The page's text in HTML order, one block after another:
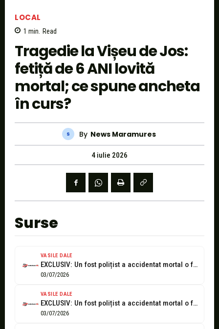
LOCAL
1 min. Read
Tragedie la Vișeu de Jos:
fetiță de 6 ANI lovită
mortal; ce spune ancheta
în curs?
By News Maramures
4 iulie 2026
Surse
VASILE DALE
EXCLUSIV: Un fost polițist a accidentat mortal o fetiță de 6 ani...
03/07/2026
VASILE DALE
EXCLUSIV: Un fost polițist a accidentat mortal o fetiță de 6 ani...
03/07/2026